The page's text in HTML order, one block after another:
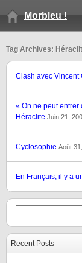
Morbleu !
Tag Archives:
Clash avec Vincent
« On ne peut entrer
Héraclite Juin 21,
Cyclosophie Août
En Français, il y a
Recent Posts